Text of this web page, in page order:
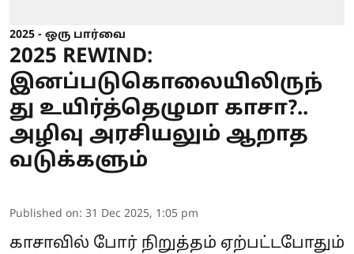
2025 - ஒரு பார்வை
2025 REWIND:
இனப்படுகொலையிலிருந்
து உயிர்த்தெழுமா காசா?..
அழிவு அரசியலும் ஆறாத
வடுக்களும்
Published on: 31 Dec 2025, 1:05 pm
காசாவில் போர் நிறுத்தம் ஏற்பட்டபோதும்